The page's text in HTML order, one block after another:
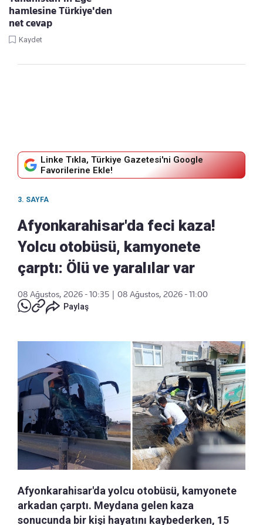
hamlesine Türkiye'den
net cevap
Kaydet
Linke Tıkla, Türkiye Gazetesi'ni Google
Favorilerine Ekle!
3. SAYFA
Afyonkarahisar'da feci kaza!
Yolcu otobüsü, kamyonete
çarptı: Ölü ve yaralılar var
08 Ağustos, 2026 - 10:35
08 Ağustos, 2026 - 11:00
Paylaş
Afyonkarahisar'da yolcu otobüsü, kamyonete
arkadan çarptı. Meydana gelen kaza
sonucunda bir kişi hayatını kaybederken, 15